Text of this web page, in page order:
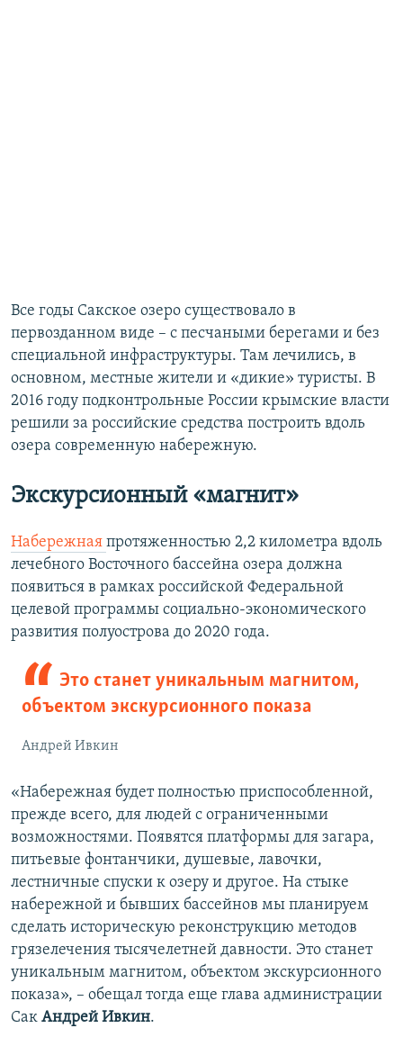
Все годы Сакское озеро существовало в
первозданном виде – с песчаными берегами и без
специальной инфраструктуры. Там лечились, в
основном, местные жители и «дикие» туристы. В
2016 году подконтрольные России крымские власти
решили за российские средства построить вдоль
озера современную набережную.
Экскурсионный «магнит»
Набережная протяженностью 2,2 километра вдоль
лечебного Восточного бассейна озера должна
появиться в рамках российской Федеральной
целевой программы социально-экономического
развития полуострова до 2020 года.
Это станет уникальным магнитом,
объектом экскурсионного показа
Андрей Ивкин
«Набережная будет полностью приспособленной,
прежде всего, для людей с ограниченными
возможностями. Появятся платформы для загара,
питьевые фонтанчики, душевые, лавочки,
лестничные спуски к озеру и другое. На стыке
набережной и бывших бассейнов мы планируем
сделать историческую реконструкцию методов
грязелечения тысячелетней давности. Это станет
уникальным магнитом, объектом экскурсионного
показа», – обещал тогда еще глава администрации
Сак Андрей Ивкин.